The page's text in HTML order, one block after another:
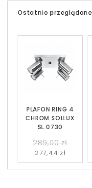
Ostatnio przeglądane
PLAFON RING 4
CHROM SOLLUX
SL.0730
289,00 zł
277,44 zł